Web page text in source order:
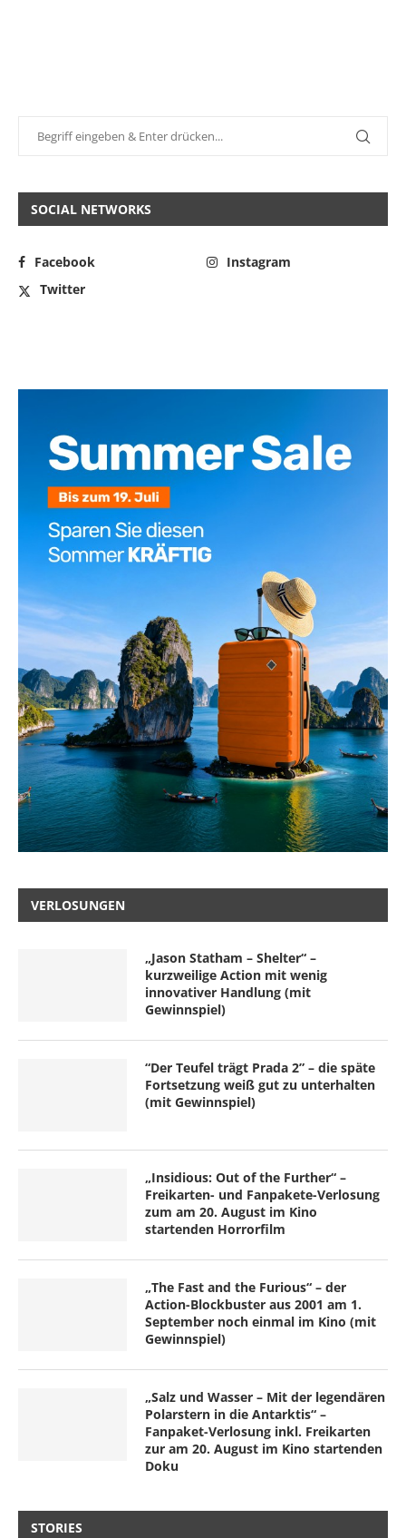
SOCIAL NETWORKS
Facebook
Instagram
Twitter
VERLOSUNGEN
„Jason Statham – Shelter“ –
kurzweilige Action mit wenig
innovativer Handlung (mit
Gewinnspiel)
“Der Teufel trägt Prada 2” – die späte
Fortsetzung weiß gut zu unterhalten
(mit Gewinnspiel)
„Insidious: Out of the Further“ –
Freikarten- und Fanpakete-Verlosung
zum am 20. August im Kino
startenden Horrorfilm
„The Fast and the Furious“ – der
Action-Blockbuster aus 2001 am 1.
September noch einmal im Kino (mit
Gewinnspiel)
„Salz und Wasser – Mit der legendären
Polarstern in die Antarktis“ –
Fanpaket-Verlosung inkl. Freikarten
zur am 20. August im Kino startenden
Doku
STORIES